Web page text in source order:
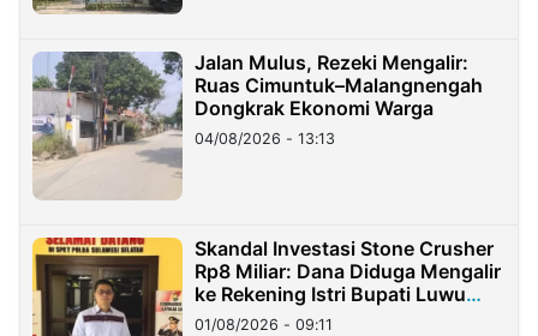
Jalan Mulus, Rezeki Mengalir:
Ruas Cimuntuk–Malangnengah
Dongkrak Ekonomi Warga
04/08/2026 - 13:13
Skandal Investasi Stone Crusher
Rp8 Miliar: Dana Diduga Mengalir
ke Rekening Istri Bupati Luwu
Timur
01/08/2026 - 09:11